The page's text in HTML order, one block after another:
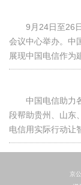
9月24日至26
会议中心举办。中
展现中国电信作为
中国电信助力
段帮助贵州、山东
电信用实际行动让
京